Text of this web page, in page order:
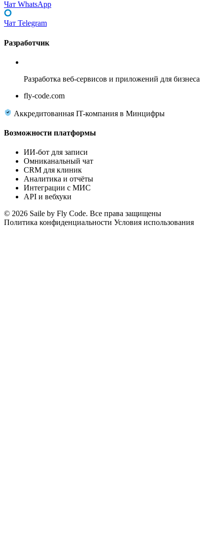
Чат WhatsApp
Чат Telegram
Разработчик
Разработка веб-сервисов и приложений для бизнеса
fly-code.com
Аккредитованная IT-компания в Минцифры
Возможности платформы
ИИ-бот для записи
Омниканальный чат
CRM для клиник
Аналитика и отчёты
Интеграции с МИС
API и вебхуки
© 2026 Saile by Fly Code. Все права защищены
Политика конфиденциальности Условия использования